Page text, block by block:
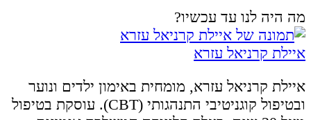
מה היה לנו עד עכשיו?
איילת קרניאל עזרא
איילת קרניאל עזרא, מומחית באימון ילדים ונוער
ובטיפול קוגניטיבי התנהגותי (CBT). עוסקת בטיפול